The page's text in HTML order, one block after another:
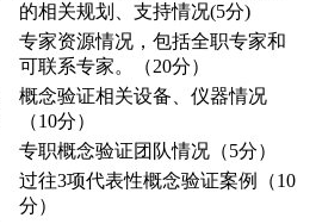
的相关规划、支持情况(5分)
专家资源情况，包括全职专家和
可联系专家。（20分）
概念验证相关设备、仪器情况
（10分）
专职概念验证团队情况（5分）
过往3项代表性概念验证案例（10
分）